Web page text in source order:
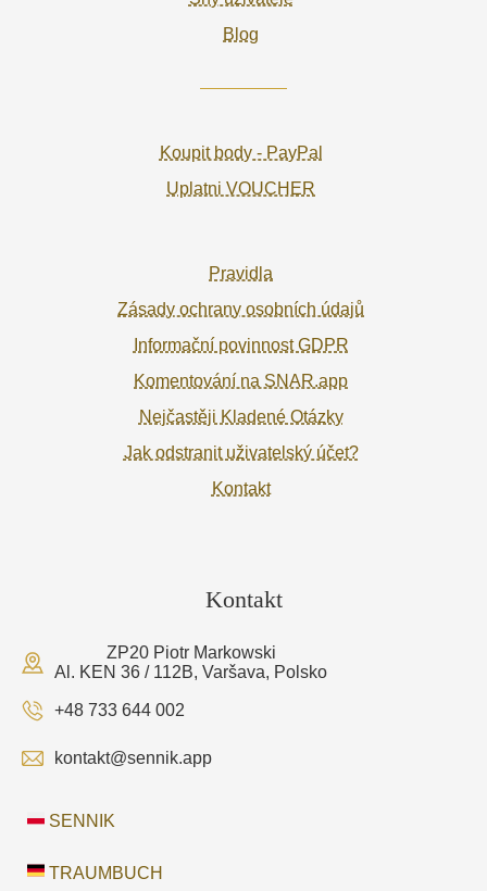
Blog
Koupit body - PayPal
Uplatni VOUCHER
Pravidla
Zásady ochrany osobních údajů
Informační povinnost GDPR
Komentování na SNAR.app
Nejčastěji Kladené Otázky
Jak odstranit uživatelský účet?
Kontakt
Kontakt
ZP20 Piotr Markowski
Al. KEN 36 / 112B, Varšava, Polsko
+48 733 644 002
kontakt@sennik.app
SENNIK
TRAUMBUCH